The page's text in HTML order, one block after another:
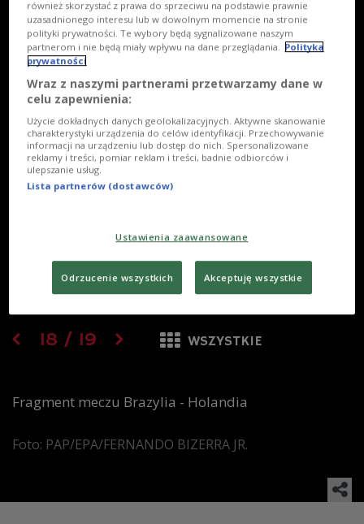
18 / 19 WSZYSTKIE
Fragment meczu Brazylia - Holandia
Foto: PAP/EPA/FERNANDO BIZERRA JR.
również skorzystać z prawa do sprzeciwu na podstawie prawnie
uzasadnionego interesu lub w dowolnym momencie na stronie
polityki prywatności. Te wybory będą sygnalizowane naszym
partnerom i nie będą miały wpływu na dane przeglądania.
Polityka
prywatności
Wraz z naszymi partnerami przetwarzamy dane w
celu zapewnienia:
Użycie dokładnych danych geolokalizacyjnych. Aktywne skanowanie
charakterystyki urządzenia do celów identyfikacji. Przechowywanie
informacji na urządzeniu lub dostęp do nich. Spersonalizowane
reklamy i treści, pomiar reklam i treści, badnie odbiorców i
ulepszanie usług.
Lista partnerów (dostawców)
Ustawienia zaawansowane
Odrzucenie wszystkich Akceptuję wszystkie